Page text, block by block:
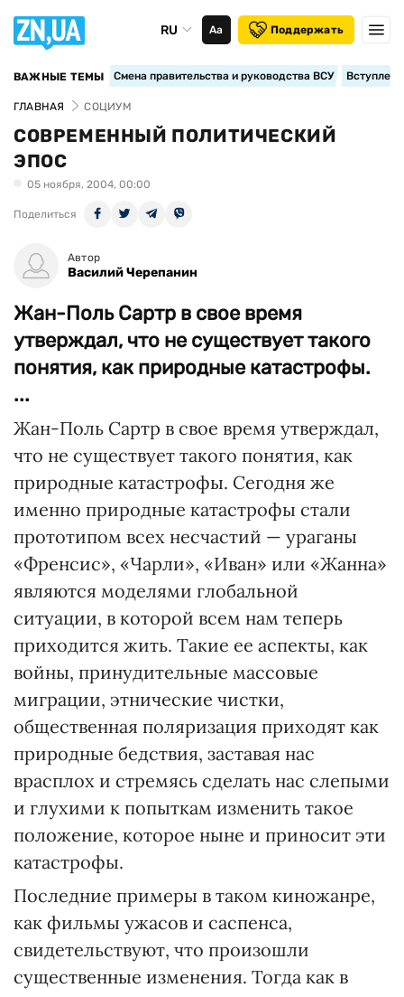
RU Аа Поддержать
ВАЖНЫЕ ТЕМЫ Смена правительства и руководства ВСУ
ГЛАВНАЯ СОЦИУМ
СОВРЕМЕННЫЙ ПОЛИТИЧЕСКИЙ
ЭПОС
05 ноября, 2004, 00:00
Поделиться
Автор
Василий Черепанин
Жан-Поль Сартр в свое время
утверждал, что не существует такого
понятия, как природные катастрофы.
...
Жан-Поль Сартр в свое время утверждал,
что не существует такого понятия, как
природные катастрофы. Сегодня же
именно природные катастрофы стали
прототипом всех несчастий — ураганы
«Френсис», «Чарли», «Иван» или «Жанна»
являются моделями глобальной
ситуации, в которой всем нам теперь
приходится жить. Такие ее аспекты, как
войны, принудительные массовые
миграции, этнические чистки,
общественная поляризация приходят как
природные бедствия, заставая нас
врасплох и стремясь сделать нас слепыми
и глухими к попыткам изменить такое
положение, которое ныне и приносит эти
катастрофы.
Последние примеры в таком киножанре,
как фильмы ужасов и саспенса,
свидетельствуют, что произошли
существенные изменения. Тогда как в